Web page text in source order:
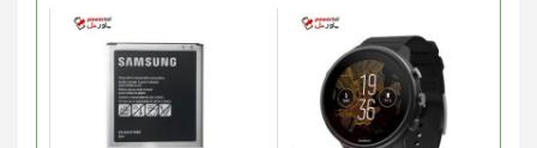
محصول
انتخاب
شوند